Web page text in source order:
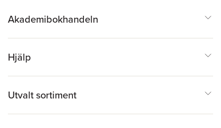
Akademibokhandeln
Hjälp
Utvalt sortiment